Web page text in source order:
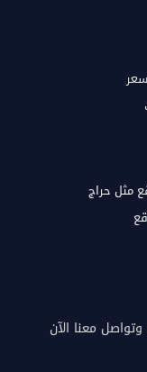
مثل حراج
معنا الآن